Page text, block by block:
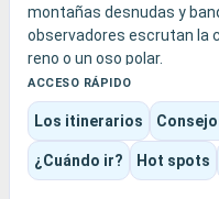
montañas desnudas y
observadores escrutan la
reno o un oso polar.
Desde Longyearbyen, el
los grandes glaciares de
antiguas expediciones
norte y el este de Svalbard.
Es un destino de
ACCESO RÁPIDO
Los itinerarios
¿Cuándo ir? Hot spots